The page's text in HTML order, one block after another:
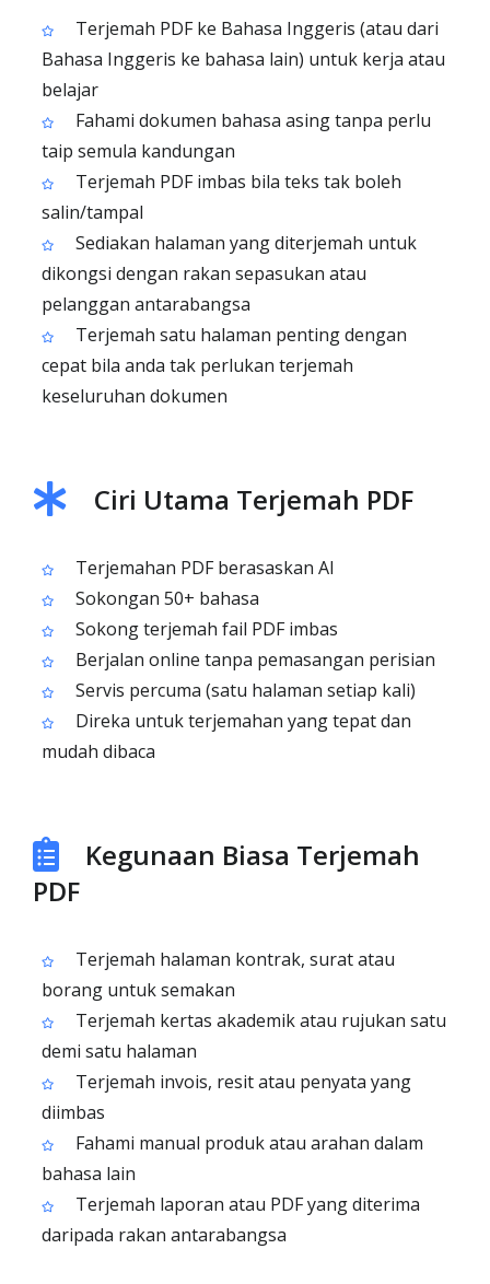
Terjemah PDF ke Bahasa Inggeris (atau dari
Bahasa Inggeris ke bahasa lain) untuk kerja atau
belajar
Fahami dokumen bahasa asing tanpa perlu
taip semula kandungan
Terjemah PDF imbas bila teks tak boleh
salin/tampal
Sediakan halaman yang diterjemah untuk
dikongsi dengan rakan sepasukan atau
pelanggan antarabangsa
Terjemah satu halaman penting dengan
cepat bila anda tak perlukan terjemah
keseluruhan dokumen
Ciri Utama Terjemah PDF
Terjemahan PDF berasaskan AI
Sokongan 50+ bahasa
Sokong terjemah fail PDF imbas
Berjalan online tanpa pemasangan perisian
Servis percuma (satu halaman setiap kali)
Direka untuk terjemahan yang tepat dan
mudah dibaca
Kegunaan Biasa Terjemah
PDF
Terjemah halaman kontrak, surat atau
borang untuk semakan
Terjemah kertas akademik atau rujukan satu
demi satu halaman
Terjemah invois, resit atau penyata yang
diimbas
Fahami manual produk atau arahan dalam
bahasa lain
Terjemah laporan atau PDF yang diterima
daripada rakan antarabangsa